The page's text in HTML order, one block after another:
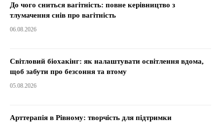
До чого сниться вагітність: повне керівництво з
тлумачення снів про вагітність
06.08.2026
Світловий біохакінг: як налаштувати освітлення вдома,
щоб забути про безсоння та втому
05.08.2026
Арттерапія в Рівному: творчість для підтримки